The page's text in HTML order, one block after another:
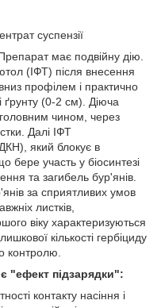
суспензії
має подвійну дію.
(ІФТ) після внесення
профілем і практично
ґрунту (0-2 см). Діюча
чином, через
Далі ІФТ
який блокує в
участь у біосинтезі
та загибель бур'янів.
за сприятливих умов
листків,
віку характеризуються
кількості гербіциду
контролю.
"ефект підзарядки":
контакту насіння і